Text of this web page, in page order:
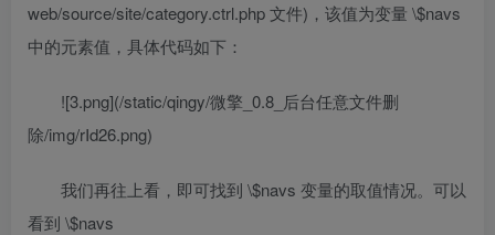
web/source/site/category.ctrl.php 文件)，该值为变量 \$navs
中的元素值，具体代码如下：
![3.png](/static/qingy/微擎_0.8_后台任意文件删
除/img/rId26.png)
我们再往上看，即可找到 \$navs 变量的取值情况。可以
看到 \$navs